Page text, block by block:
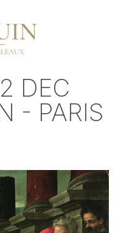
DEC
- PARIS